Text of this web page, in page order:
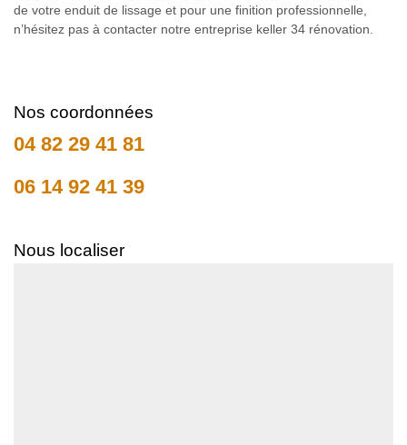
de votre enduit de lissage et pour une finition professionnelle,
n’hésitez pas à contacter notre entreprise keller 34 rénovation.
Nos coordonnées
04 82 29 41 81
06 14 92 41 39
Nous localiser